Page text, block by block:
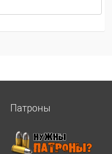
Патроны